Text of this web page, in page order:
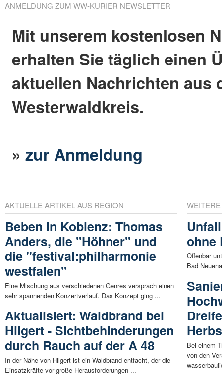
ANMELDUNG ZUM WW-KURIER NEWSLETTER
Mit unserem kostenlosen
erhalten Sie täglich einen
aktuellen Nachrichten aus
Westerwaldkreis.
»zur Anmeldung
AKTUELLE ARTIKEL AUS REGION
Beben in Koblenz: Thomas
Anders, die "Höhner" und
die "festival:philharmonie
westfalen"
Eine Mischung aus verschiedenen Genres versprach einen
sehr spannenden Konzertverlauf. Das Konzept ging ...
Aktualisiert: Waldbrand bei
Hilgert - Sichtbehinderungen
durch Rauch auf der A 48
In der Nähe von Hilgert ist ein Waldbrand entfacht, der die
Einsatzkräfte vor große Herausforderungen ...
ohne
Offenbar
Bad
Bei einem
von den